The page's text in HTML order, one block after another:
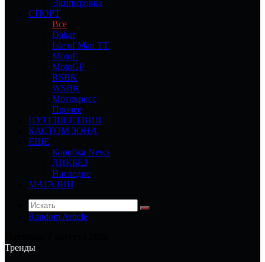
Экипировка
СПОРТ
Все
Dakar
Isle of Man TT
MotoE
MotoGP
RSBK
WSBK
Мотокросс
Прочее
ПУТЕШЕСТВИЯ
КАСТОМ ЗОНА
ЕЩЕ
Коробка News
ЛИКБЕЗ
Наследие
МАГАЗИН
Random Article
Тренды